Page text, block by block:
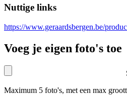
Nuttige links
https://www.geraardsbergen.be/
Voeg je eigen foto's toe
Maximum 5 foto's, met een max